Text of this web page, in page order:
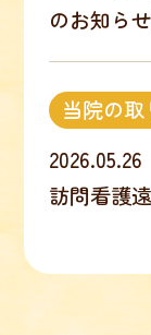
のお知ら
当院の
2026.05.26
訪問看護